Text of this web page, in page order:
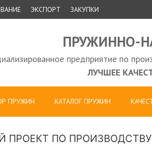
ЭКСПОРТ ЗАКУПКИ
ПРУЖИННО-
предприятие по
ЛУЧШЕЕ
ПРУЖИН КАТАЛОГ ПРУЖИН
ПРОЕКТ ПО